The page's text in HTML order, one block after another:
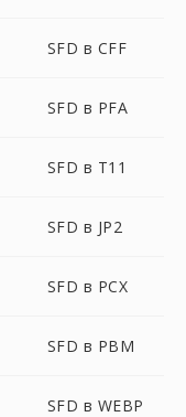
SFD в CFF
SFD в PFA
SFD в T11
SFD в JP2
SFD в PCX
SFD в PBM
SFD в WEBP